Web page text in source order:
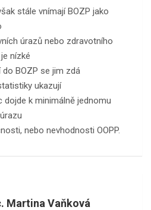
stále vnímají BOZP jako
úrazů nebo zdravotního
nízké
BOZP se jim zdá
ukazují
dojde k minimálně jednomu
nebo nevhodnosti OOPP.
Martina Vaňková